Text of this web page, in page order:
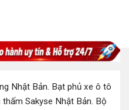
Nhật Bản. Bạt phủ xe ô tô
Sakyse Nhật Bản. Bộ